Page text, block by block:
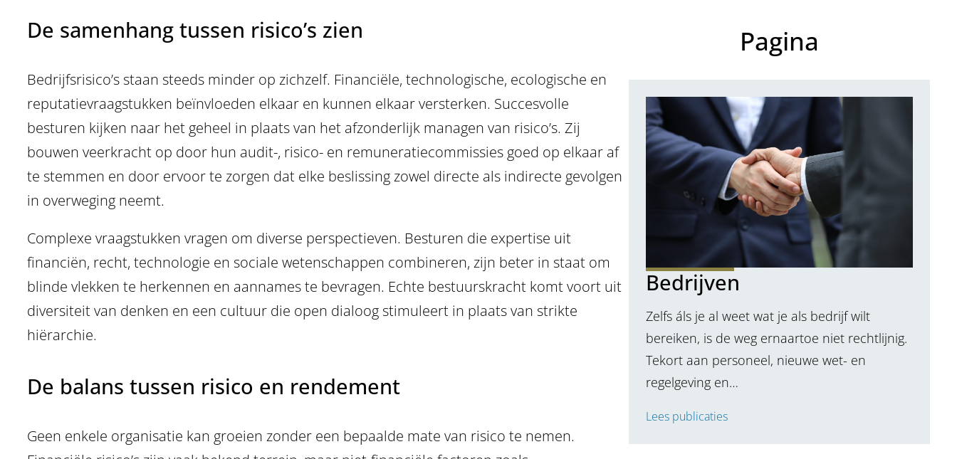
De samenhang tussen risico’s zien
Bedrijfsrisico’s staan steeds minder op zichzelf. Financiële, technologische, ecologische en
reputatievraagstukken beïnvloeden elkaar en kunnen elkaar versterken. Succesvolle
besturen kijken naar het geheel in plaats van het afzonderlijk managen van risico’s. Zij
bouwen veerkracht op door hun audit-, risico- en remuneratiecommissies goed op elkaar af
te stemmen en door ervoor te zorgen dat elke beslissing zowel directe als indirecte gevolgen
in overweging neemt.
Complexe vraagstukken vragen om diverse perspectieven. Besturen die expertise uit
financiën, recht, technologie en sociale wetenschappen combineren, zijn beter in staat om
blinde vlekken te herkennen en aannames te bevragen. Echte bestuurskracht komt voort uit
diversiteit van denken en een cultuur die open dialoog stimuleert in plaats van strikte
hiërarchie.
De balans tussen risico en rendement
Geen enkele organisatie kan groeien zonder een bepaalde mate van risico te nemen.
Pagina
Bedrijven
Zelfs áls je al weet wat je als bedrijf wilt
bereiken, is de weg ernaartoe niet rechtlijnig.
Tekort aan personeel, nieuwe wet- en
regelgeving en…
Lees publicaties